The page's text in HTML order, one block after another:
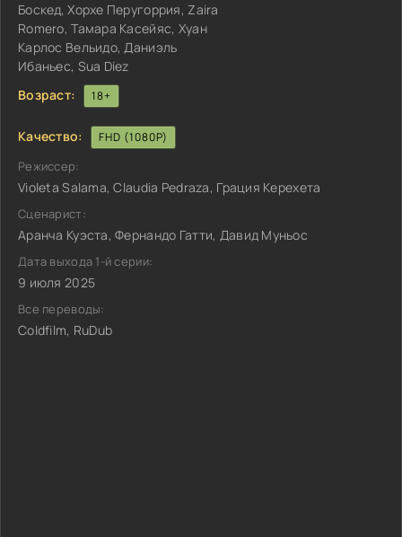
Боскед, Хорхе Перугоррия, Zaira
Romero, Тамара Касейяс, Хуан
Карлос Вельидо, Даниэль
Ибаньес, Sua Díez
Возраст:
18+
Качество: FHD (1080P)
Режиссер:
Violeta Salama, Claudia Pedraza, Грация Керехета
Сценарист:
Аранча Куэста, Фернандо Гатти, Давид Муньос
Дата выхода 1-й серии:
9 июля 2025
Все переводы:
Coldfilm, RuDub